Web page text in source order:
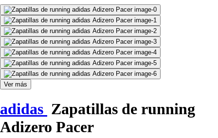
Ver más
adidas Zapatillas de running
Adizero Pacer